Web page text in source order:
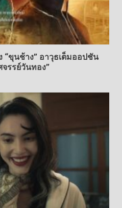
ขุนช้าง” อาวุธเต็มออปชัน
รรย์วันทอง”